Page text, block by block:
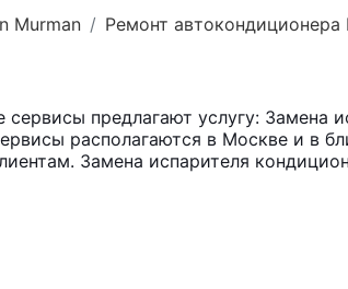
Murman Ремонт автокондиционера
предлагают услугу: Замена
располагаются в Москве и в
Замена испарителя